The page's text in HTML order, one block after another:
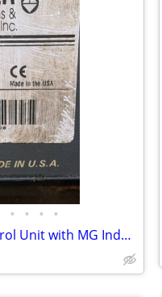
• • • •
CNC Messer M2B2 Control Unit with MG Industries TIG controller